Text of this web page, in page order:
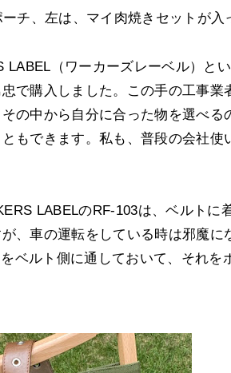
チ、左は、マイ肉焼きセットが入
LABEL（ワーカーズレーベル）と
で購入しました。この手の工事業
の中から自分に合った物を選べる
もできます。私も、普段の会社使
LABELのRF-103は、ベルトに
、車の運転をしている時は邪魔に
ベルト側に通しておいて、それを